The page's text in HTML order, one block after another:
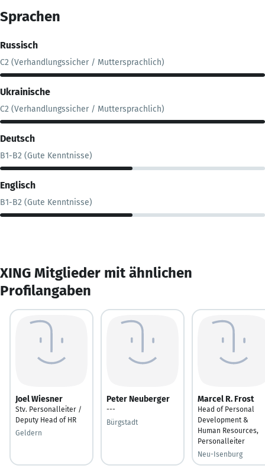
Sprachen
Russisch
C2 (Verhandlungssicher / Muttersprachlich)
Ukrainische
C2 (Verhandlungssicher / Muttersprachlich)
Deutsch
B1-B2 (Gute Kenntnisse)
Englisch
B1-B2 (Gute Kenntnisse)
XING Mitglieder mit ähnlichen
Profilangaben
Joel Wiesner
Stv. Personalleiter /
Deputy Head of HR
Geldern
Peter Neuberger
---
Bürgstadt
Marcel R. Frost
Head of Personal
Development &
Human Resources,
Personalleiter
Neu-Isenburg